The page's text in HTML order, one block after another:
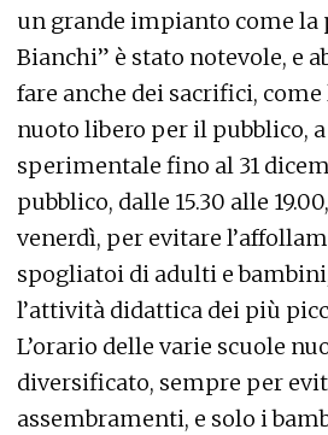
un grande impianto come la
Bianchi” è stato notevole, e
fare anche dei sacrifici,
nuoto libero per il pubblico,
sperimentale fino al 31
pubblico, dalle 15.30 alle
venerdì, per evitare
spogliatoi di adulti e
l’attività didattica dei più
L’orario delle varie scuole
diversificato, sempre per
assembramenti, e solo i